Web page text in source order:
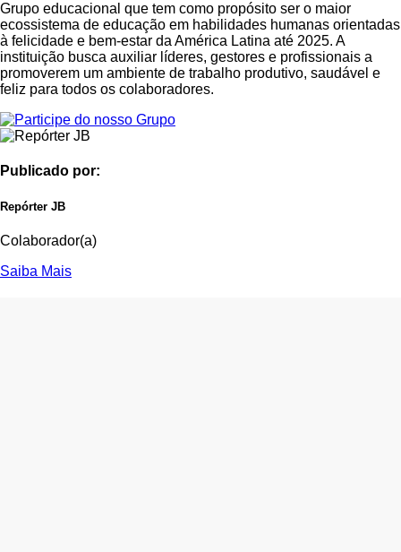
Grupo educacional que tem como propósito ser o maior
ecossistema de educação em habilidades humanas orientadas
à felicidade e bem-estar da América Latina até 2025. A
instituição busca auxiliar líderes, gestores e profissionais a
promoverem um ambiente de trabalho produtivo, saudável e
feliz para todos os colaboradores.
Publicado por:
Repórter JB
Colaborador(a)
Saiba Mais